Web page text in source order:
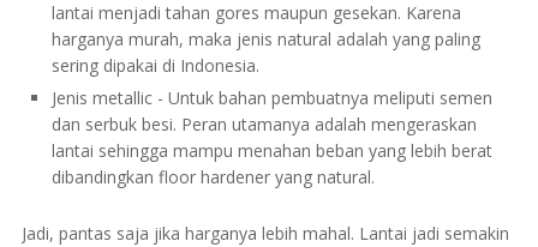
lantai menjadi tahan gores maupun gesekan. Karena
harganya murah, maka jenis natural adalah yang paling
sering dipakai di Indonesia.
Jenis metallic - Untuk bahan pembuatnya meliputi semen
dan serbuk besi. Peran utamanya adalah mengeraskan
lantai sehingga mampu menahan beban yang lebih berat
dibandingkan floor hardener yang natural.
Jadi, pantas saja jika harganya lebih mahal. Lantai jadi semakin